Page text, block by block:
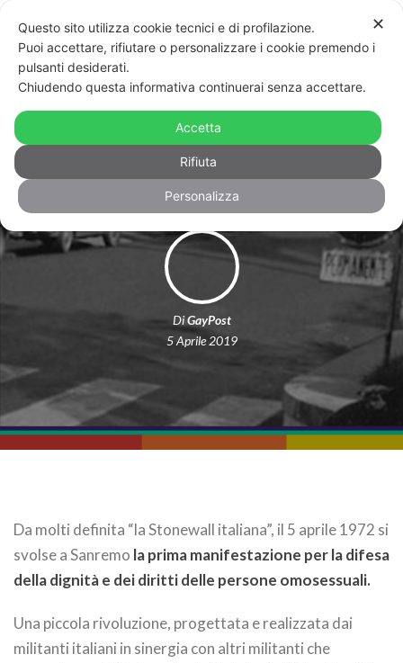
“Sanremo Fuori!” Il 5 aprile 1972 la
Stonewall italiana
DiGayPost
5 Aprile 2019
Da molti definita “la Stonewall italiana”, il 5 aprile 1972 si
svolse a Sanremo la prima manifestazione per la difesa
della dignità e dei diritti delle persone omosessuali.
Una piccola rivoluzione, progettata e realizzata dai
militanti italiani in sinergia con altri militanti che
✕
Questo sito utilizza cookie tecnici e di profilazione.
Puoi accettare, rifiutare o personalizzare i cookie premendo i
pulsanti desiderati.
Chiudendo questa informativa continuerai senza accettare.
Accetta
Rifiuta
Personalizza